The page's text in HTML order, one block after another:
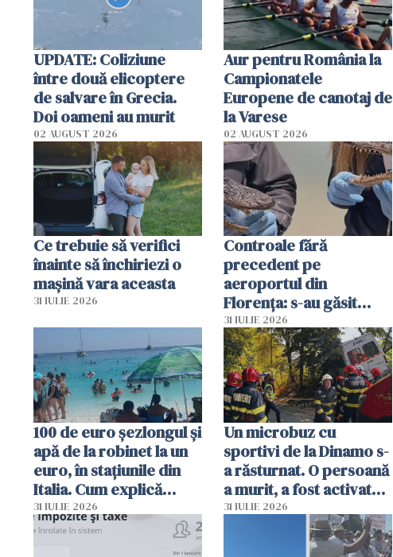
UPDATE: Coliziune
între două elicoptere
de salvare în Grecia.
Doi oameni au murit
02 AUGUST 2026
Aur pentru România la
Campionatele
Europene de canotaj de
la Varese
02 AUGUST 2026
Ce trebuie să verifici
înainte să închiriezi o
mașină vara aceasta
31 IULIE 2026
Controale fără
precedent pe
aeroportul din
Florența: s-au găsit
capete de aligator și o
sumă imensă de bani
31 IULIE 2026
100 de euro șezlongul și
apă de la robinet la un
euro, în stațiunile din
Italia. Cum explică
autoritățile
31 IULIE 2026
Un microbuz cu
sportivi de la Dinamo s-
a răsturnat. O persoană
a murit, a fost activat
planul roșu de
31 IULIE 2026